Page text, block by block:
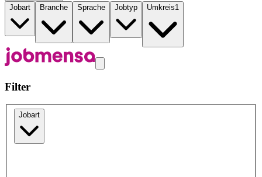
Jobart
Branche Sprache Jobtyp Umkreis1
Filter
Jobart